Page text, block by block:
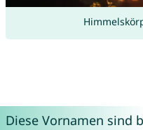
Diese Vornamen sind